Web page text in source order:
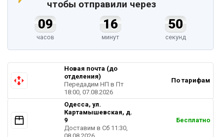
чтобы отправили через
09
часов
16
минут
49
секунд
Новая почта (до
отделения)
Передадим НП в Пт
18:00, 07.08.2026
По тарифам
Одесса, ул.
Картамышевская, д.
9
Доставим в Cб 11:30,
Бесплатно